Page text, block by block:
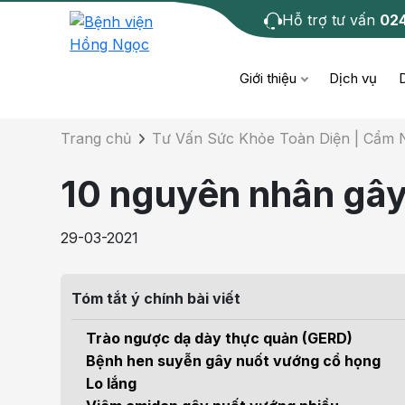
Hỗ trợ tư vấn
Giới thiệu Dịch vụ
Cơ xương khớp
Tiêm chủng
Tầm soát ung thư
Điện quang can thiệp
Da
Chi tiết bài tư
Trang chủ Tư Vấn Sức Khỏe Toàn Diện | Cẩm
10 nguyên nhân
29-03-2021
Tóm tắt ý chính bài viết
Trào ngược dạ dày thực quản (GERD)
Bệnh hen suyễn gây nuốt vướng cổ họng
Lo lắng